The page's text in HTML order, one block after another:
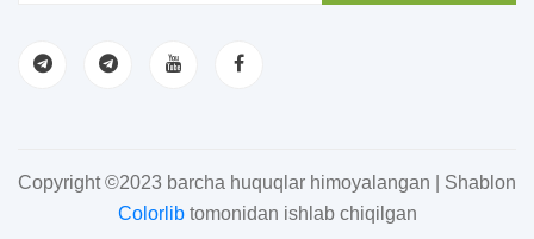
Copyright ©2023 barcha huquqlar himoyalangan | Shablon
Colorlibtomonidan ishlab chiqilgan